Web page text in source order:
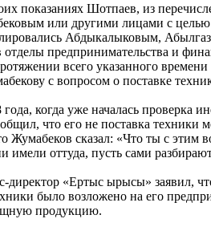
показаниях Шотпаев, из
или другими лицами с
Абдыкалыковым,
отделы предпринимательства и
всего указанного времени
с вопросом о поставке
когда уже началась проверка
что его не поставка техники
Жумабеков сказал: «Что ты с этим
имели оттуда, пусть сами
директор «Ертыс ырысы» заявил,
было возложено на его
продукцию.